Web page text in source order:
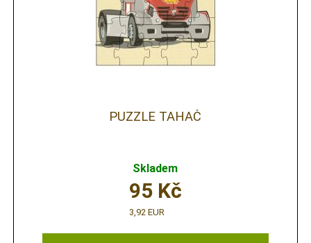
PUZZLE TAHAČ
Skladem
95 Kč
3,92 EUR